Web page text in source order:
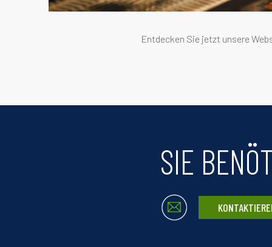
Entdecken Sie jetzt unsere
SIE